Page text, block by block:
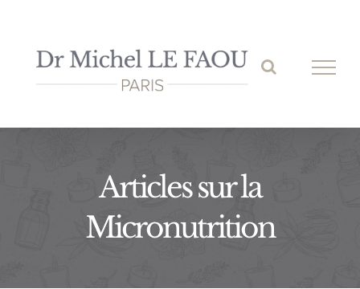
Articles sur la
Micronutrition